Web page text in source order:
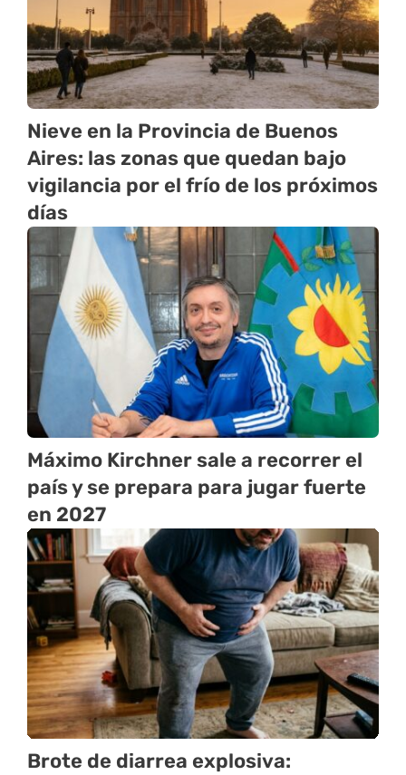
Nieve en la Provincia de Buenos
Aires: las zonas que quedan bajo
vigilancia por el frío de los próximos
días
Máximo Kirchner sale a recorrer el
país y se prepara para jugar fuerte
en 2027
Brote de diarrea explosiva: